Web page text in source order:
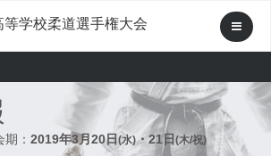
等学校柔道選手権大会
：2019年3月20日(水)・21日(木/祝)